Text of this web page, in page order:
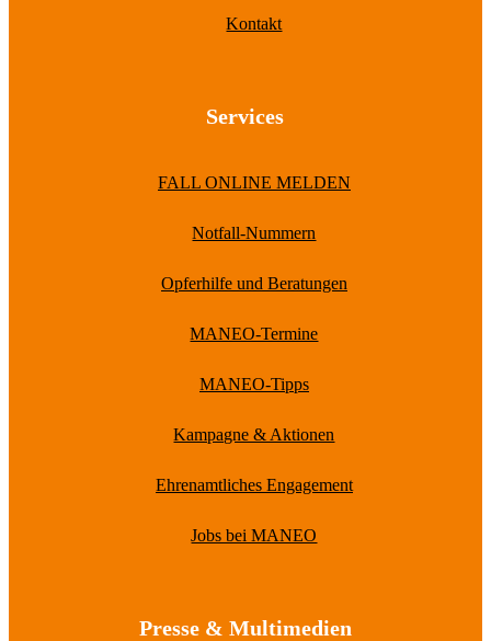
Kontakt
Services
FALL ONLINE MELDEN
Notfall-Nummern
Opferhilfe und Beratungen
MANEO-Termine
MANEO-Tipps
Kampagne & Aktionen
Ehrenamtliches Engagement
Jobs bei MANEO
Presse & Multimedien